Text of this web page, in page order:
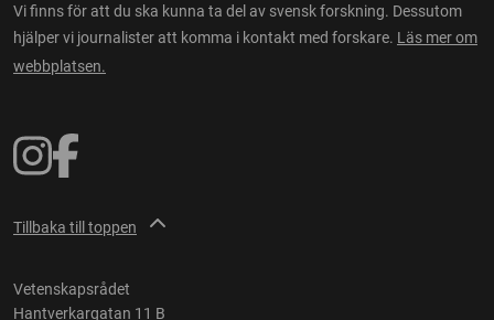
Vi finns för att du ska kunna ta del av svensk forskning. Dessutom
hjälper vi journalister att komma i kontakt med forskare. Läs mer om
webbplatsen.
Tillbaka till toppen
Vetenskapsrådet
Hantverkargatan 11 B